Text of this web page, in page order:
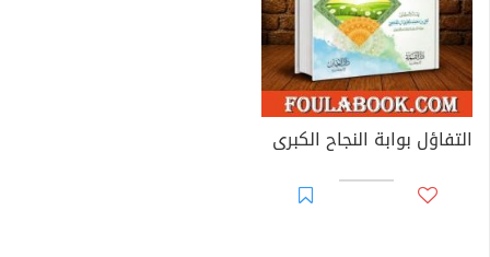
التفاؤل بوابة النجاح الكبرى